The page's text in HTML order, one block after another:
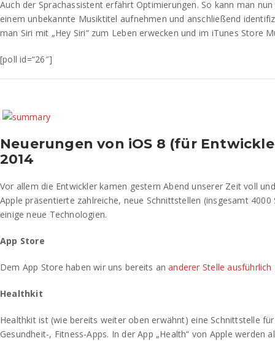
Auch der Sprachassistent erfährt Optimierungen. So kann man
einem unbekannte Musiktitel aufnehmen und anschließend
man Siri mit „Hey Siri“ zum Leben erwecken und im iTunes Store
[poll id=“26″]
Neuerungen von iOS 8 (für
2014
Vor allem die Entwickler kamen gestern Abend unserer Zeit voll
Apple präsentierte zahlreiche, neue Schnittstellen (insgesamt 4000
einige neue Technologien.
App Store
Dem App Store haben wir uns bereits ananderer Stelle
Healthkit
Healthkit ist (wie bereits weiter oben erwähnt) eine Schnittstelle
Gesundheit-, Fitness-Apps. In der App „Health“ von Apple werden